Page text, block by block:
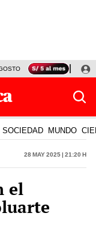
TINKA RESULTADOS
SOCIEDAD MUNDO
28 May 2025 | 21:20 h
el